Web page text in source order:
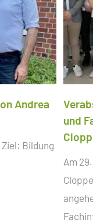
Andrea
Bildung
und
Am